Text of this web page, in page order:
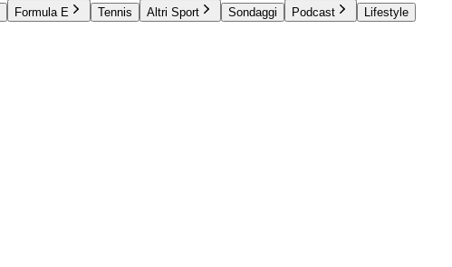
Formula E Tennis Altri Sport Sondaggi Podcast
Lifestyle